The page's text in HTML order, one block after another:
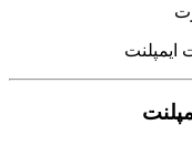
ایمپلنت